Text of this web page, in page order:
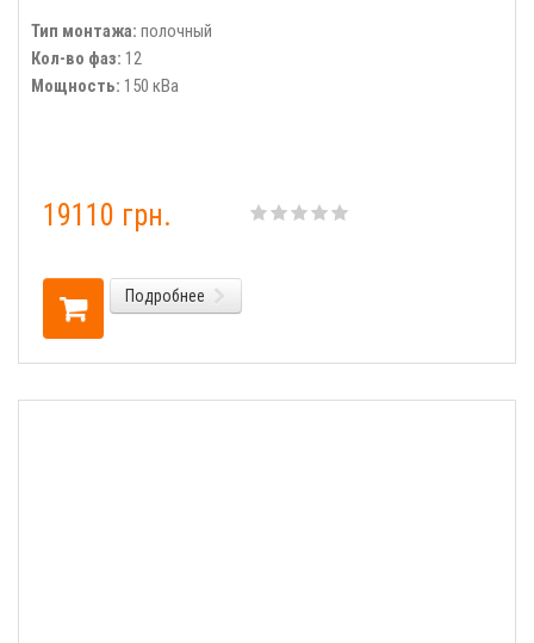
Тип монтажа: полочный
Кол-во фаз: 12
Мощность: 150 кВа
19110 грн.
Подробнее